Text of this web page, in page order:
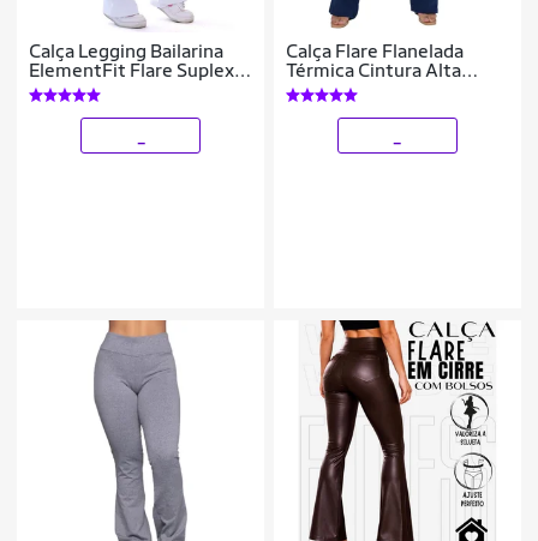
Calça Legging Bailarina
ElementFit Flare Suplex
Cós Cintura Alta Feminina
Calça Flare Flanelada
Térmica Cintura Alta
Quentinha Inverno